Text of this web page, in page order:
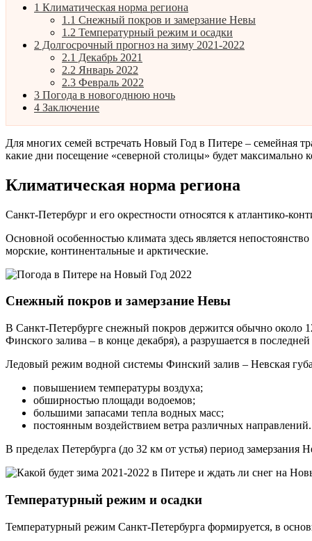
1 Климатическая норма региона
1.1 Снежный покров и замерзание Невы
1.2 Температурный режим и осадки
2 Долгосрочный прогноз на зиму 2021-2022
2.1 Декабрь 2021
2.2 Январь 2022
2.3 Февраль 2022
3 Погода в новогоднюю ночь
4 Заключение
Для многих семей встречать Новый Год в Питере – семейная
какие дни посещение «северной столицы» будет максимально
Климатическая норма региона
Санкт-Петербург и его окрестности относятся к атлантико-
Основной особенностью климата здесь является
морские, континентальные и арктические.
Снежный покров и замерзание Невы
В Санкт-Петербурге снежный покров держится обычно около
Финского залива – в конце декабря), а разрушается в
Ледовый режим водной системы Финский залив – Невская
повышением температуры воздуха;
обширностью площади водоемов;
большими запасами тепла водных масс;
постоянным воздействием ветра различных направлений.
В пределах Петербурга (до 32 км от устья) период замерзания
Температурный режим и осадки
Температурный режим Санкт-Петербурга формируется, в